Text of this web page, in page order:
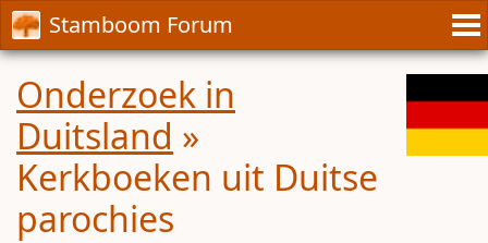
Stamboom Forum
Onderzoek in
Duitsland »
Kerkboeken uit Duitse
parochies